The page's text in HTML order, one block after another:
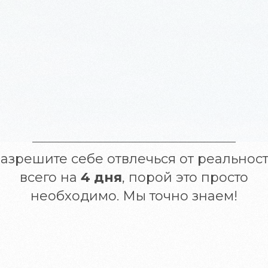
себе отвлечься от
всего на 4 дня, порой это просто
необходимо. Мы точно знаем!